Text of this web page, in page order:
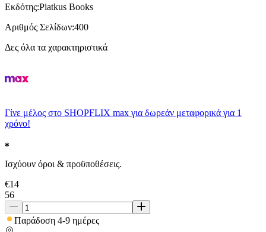
Εκδότης:Piatkus Books
Αριθμός Σελίδων:400
Δες όλα τα χαρακτηριστικά
Γίνε μέλος στο SHOPFLIX max για δωρεάν μεταφορικά για 1
χρόνο!
Ισχύουν όροι & προϋποθέσεις.
€14
56
Παράδοση 4-9 ημέρες